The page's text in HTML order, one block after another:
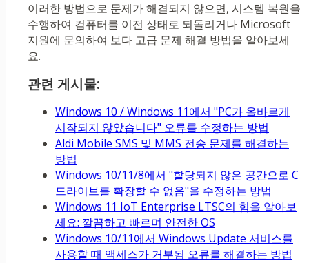
이러한 방법으로 문제가 해결되지 않으면, 시스템 복원을
수행하여 컴퓨터를 이전 상태로 되돌리거나 Microsoft
지원에 문의하여 보다 고급 문제 해결 방법을 알아보세
요.
관련 게시물:
Windows 10 / Windows 11에서 "PC가 올바르게
시작되지 않았습니다" 오류를 수정하는 방법
Aldi Mobile SMS 및 MMS 전송 문제를 해결하는
방법
Windows 10/11/8에서 "할당되지 않은 공간으로 C
드라이브를 확장할 수 없음"을 수정하는 방법
Windows 11 IoT Enterprise LTSC의 힘을 알아보
세요: 깔끔하고 빠르며 안전한 OS
Windows 10/11에서 Windows Update 서비스를
사용할 때 액세스가 거부됨 오류를 해결하는 방법